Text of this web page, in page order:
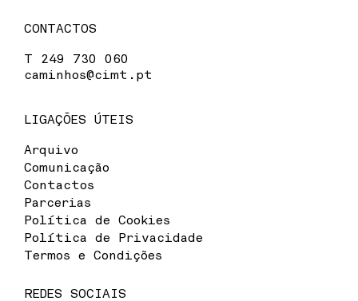
CONTACTOS
T 249 730 060
caminhos@cimt.pt
LIGAÇÕES ÚTEIS
Arquivo
Comunicação
Contactos
Parcerias
Política de Cookies
Política de Privacidade
Termos e Condições
REDES SOCIAIS